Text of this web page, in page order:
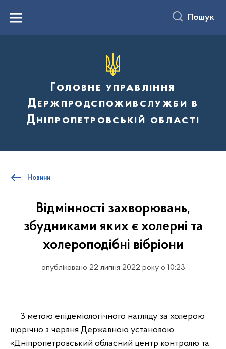
вмістуMenu Пошук
Головне управління
Держпродспоживслужби в
Дніпропетровській області
Новини
Відмінності захворювань,
збудниками яких є холерні та
холероподібні вібріони
опубліковано 22 липня 2022 року о 10:23
З метою епідеміологічного нагляду за холерою
щорічно з червня Державною установою
«Дніпропетровський обласний центр контролю та